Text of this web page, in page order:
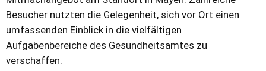
Besucher nutzten die Gelegenheit, sich vor Ort einen
umfassenden Einblick in die vielfältigen
Aufgabenbereiche des Gesundheitsamtes zu
verschaffen.